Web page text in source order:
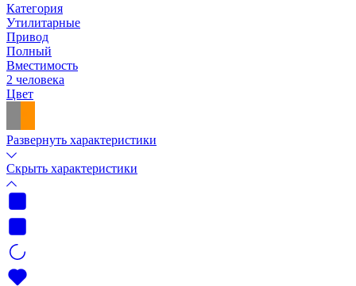
Категория
Утилитарные
Привод
Полный
Вместимость
2 человека
Цвет
Развернуть характеристики
Скрыть характеристики